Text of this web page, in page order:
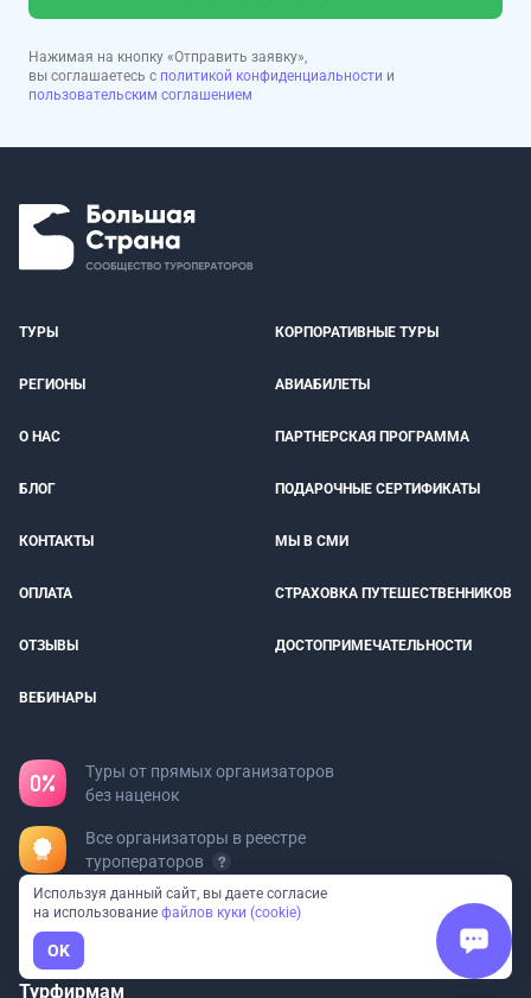
Нажимая на кнопку «Отправить заявку»,
вы соглашаетесь с политикой конфиденциальности и
пользовательским соглашением
ТУРЫ КОРПОРАТИВНЫЕ ТУРЫ
РЕГИОНЫ АВИАБИЛЕТЫ
О НАС ПАРТНЕРСКАЯ ПРОГРАММА
БЛОГ ПОДАРОЧНЫЕ СЕРТИФИКАТЫ
КОНТАКТЫ МЫ В СМИ
ОПЛАТА СТРАХОВКА ПУТЕШЕСТВЕННИКОВ
ОТЗЫВЫ ДОСТОПРИМЕЧАТЕЛЬНОСТИ
ВЕБИНАРЫ
Туры от прямых организаторов
без наценок
Все организаторы в реестре
туроператоров
Федеральный сервис: 97
Турфирмам
Используя данный сайт, вы даете согласие
на использование файлов куки (cookie)
OK